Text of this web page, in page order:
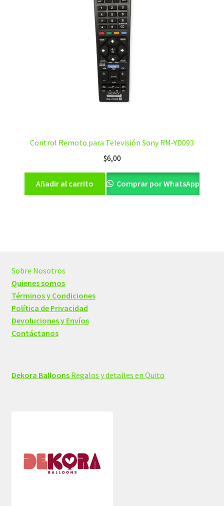
Control Remoto para Televisión Sony RM-YD093
$6,00
Añadir al carrito Comprar por WhatsApp
Sobre Nosotros
Quienes somos
Términos y Condiciones
Política de Privacidad
Devoluciones y Envíos
Contáctanos
Dekora BalloonsRegalos y detalles en Quito